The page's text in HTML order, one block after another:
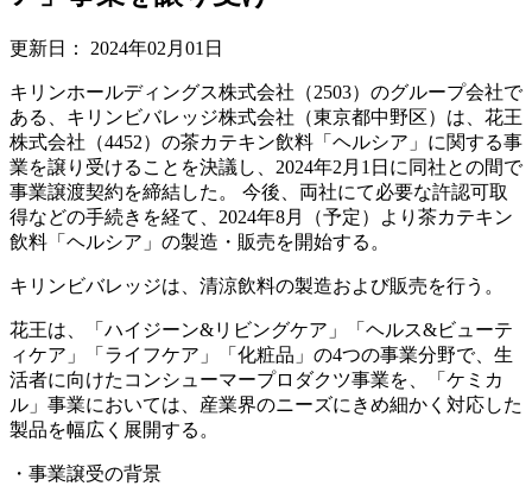
更新日： 2024年02月01日
キリンホールディングス株式会社（2503）のグループ会社で
ある、キリンビバレッジ株式会社（東京都中野区）は、花王
株式会社（4452）の茶カテキン飲料「ヘルシア」に関する事
業を譲り受けることを決議し、2024年2月1日に同社との間で
事業譲渡契約を締結した。 今後、両社にて必要な許認可取
得などの手続きを経て、2024年8月（予定）より茶カテキン
飲料「ヘルシア」の製造・販売を開始する。
キリンビバレッジは、清涼飲料の製造および販売を行う。
花王は、「ハイジーン&リビングケア」「ヘルス&ビューテ
ィケア」「ライフケア」「化粧品」の4つの事業分野で、生
活者に向けたコンシューマープロダクツ事業を、「ケミカ
ル」事業においては、産業界のニーズにきめ細かく対応した
製品を幅広く展開する。
・事業譲受の背景